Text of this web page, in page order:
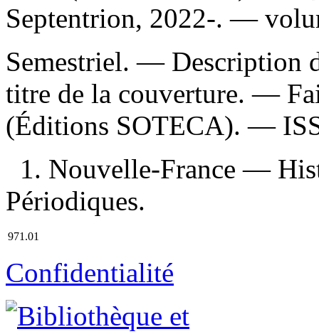
Septentrion, 2022-. —
Semestriel. — Description
titre de la couverture. —
(Éditions SOTECA). —
1. Nouvelle-France —
Périodiques.
971.01
Confidentialité